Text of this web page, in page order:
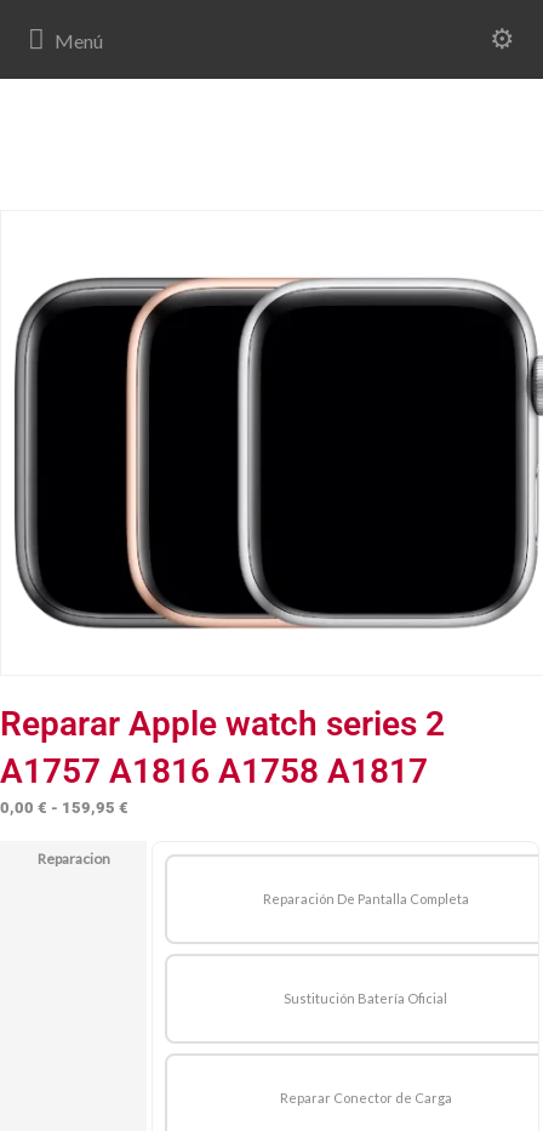
Reparar Apple watch series 2
A1757 A1816 A1758 A1817
0,00 € - 159,95 €
precios:
hasta
Reparacion
Reparación De Pantalla Completa
Sustitución Batería Oficial
Reparar Conector de Carga